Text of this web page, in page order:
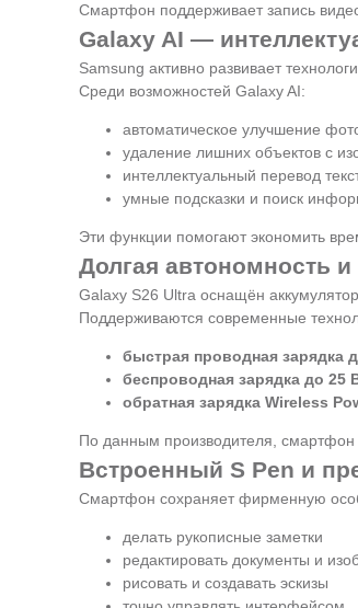
Смартфон поддерживает запись
Galaxy AI —
Samsung активно развивает
Среди возможностей Galaxy AI:
автоматическое улучшение
удаление лишних объектов с
интеллектуальный перевод
умные подсказки и поиск
Эти функции помогают экономить
Долгая автономность
Galaxy S26 Ultra оснащён
Поддерживаются современные
быстрая проводная зарядка
беспроводная зарядка до 25
обратная зарядка Wireless
По данным производителя,
Встроенный S Pen и
Смартфон сохраняет фирменную
делать рукописные заметки
редактировать документы и
рисовать и создавать эскизы